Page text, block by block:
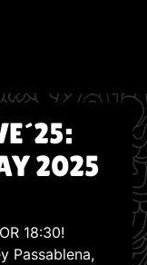
2025
18:30!
Passablena,